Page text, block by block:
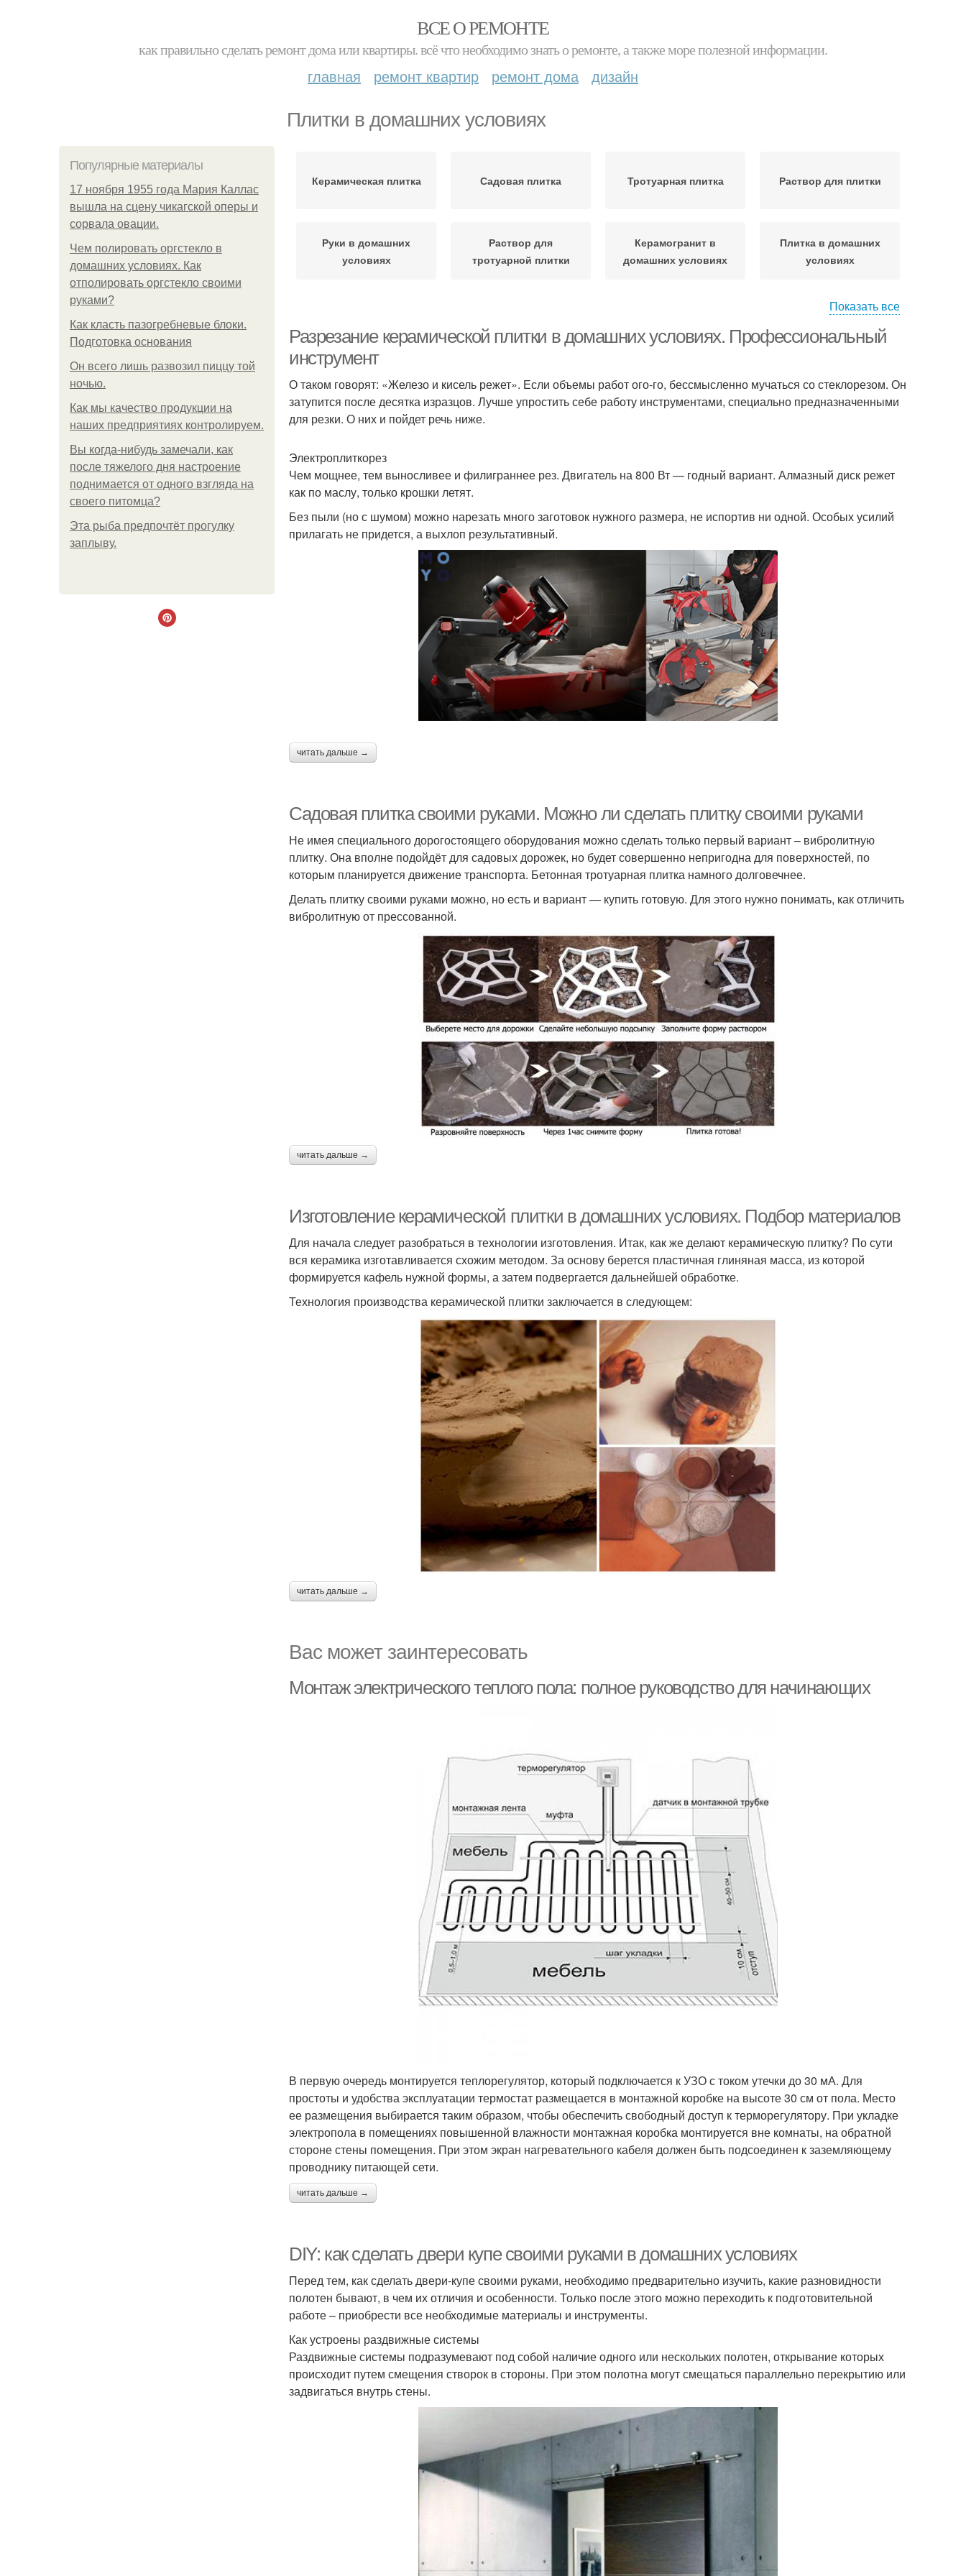
ВСЕ О РЕМОНТЕ
как правильно сделать ремонт дома или квартиры. всё что необходимо знать о ремонте, а также море полезной информации.
главная ремонт квартир ремонт дома дизайн
Плитки в домашних условиях
Популярные материалы
17 ноября 1955 года Мария Каллас
вышла на сцену чикагской оперы и
сорвала овации.
Чем полировать оргстекло в
домашних условиях. Как
отполировать оргстекло своими
руками?
Как класть пазогребневые блоки.
Подготовка основания
Он всего лишь развозил пиццу той
ночью.
Как мы качество продукции на
наших предприятиях контролируем.
Вы когда-нибудь замечали, как
после тяжелого дня настроение
поднимается от одного взгляда на
своего питомца?
Эта рыба предпочтёт прогулку
заплыву.
Керамическая плитка Садовая плитка Тротуарная плитка Раствор для плитки
Руки в домашних
условиях
Раствор для
тротуарной плитки
Керамогранит в
домашних условиях
Плитка в домашних
условиях
Показать все
Разрезание керамической плитки в домашних условиях. Профессиональный
инструмент
О таком говорят: «Железо и кисель режет». Если объемы работ ого-го, бессмысленно мучаться со стеклорезом. Он
затупится после десятка изразцов. Лучше упростить себе работу инструментами, специально предназначенными
для резки. О них и пойдет речь ниже.
Электроплиткорез
Чем мощнее, тем выносливее и филиграннее рез. Двигатель на 800 Вт — годный вариант. Алмазный диск режет
как по маслу, только крошки летят.
Без пыли (но с шумом) можно нарезать много заготовок нужного размера, не испортив ни одной. Особых усилий
прилагать не придется, а выхлоп результативный.
читать дальше →
Садовая плитка своими руками. Можно ли сделать плитку своими руками
Не имея специального дорогостоящего оборудования можно сделать только первый вариант – вибролитную
плитку. Она вполне подойдёт для садовых дорожек, но будет совершенно непригодна для поверхностей, по
которым планируется движение транспорта. Бетонная тротуарная плитка намного долговечнее.
Делать плитку своими руками можно, но есть и вариант — купить готовую. Для этого нужно понимать, как отличить
вибролитную от прессованной.
читать дальше →
Изготовление керамической плитки в домашних условиях. Подбор материалов
Для начала следует разобраться в технологии изготовления. Итак, как же делают керамическую плитку? По сути
вся керамика изготавливается схожим методом. За основу берется пластичная глиняная масса, из которой
формируется кафель нужной формы, а затем подвергается дальнейшей обработке.
Технология производства керамической плитки заключается в следующем:
читать дальше →
Вас может заинтересовать
Монтаж электрического теплого пола: полное руководство для начинающих
В первую очередь монтируется теплорегулятор, который подключается к УЗО с током утечки до 30 мА. Для
простоты и удобства эксплуатации термостат размещается в монтажной коробке на высоте 30 см от пола. Место
ее размещения выбирается таким образом, чтобы обеспечить свободный доступ к терморегулятору. При укладке
электропола в помещениях повышенной влажности монтажная коробка монтируется вне комнаты, на обратной
стороне стены помещения. При этом экран нагревательного кабеля должен быть подсоединен к заземляющему
проводнику питающей сети.
читать дальше →
DIY: как сделать двери купе своими руками в домашних условиях
Перед тем, как сделать двери-купе своими руками, необходимо предварительно изучить, какие разновидности
полотен бывают, в чем их отличия и особенности. Только после этого можно переходить к подготовительной
работе – приобрести все необходимые материалы и инструменты.
Как устроены раздвижные системы
Раздвижные системы подразумевают под собой наличие одного или нескольких полотен, открывание которых
происходит путем смещения створок в стороны. При этом полотна могут смещаться параллельно перекрытию или
задвигаться внутрь стены.